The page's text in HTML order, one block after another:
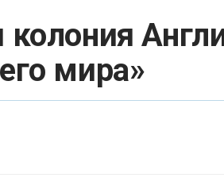
мира»